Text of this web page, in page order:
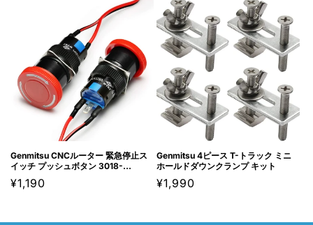
価
格
Genmitsu CNCルーター 緊急停止ス
イッチ プッシュボタン 3018-
MX3/3018-PROVer用
通
¥1,190
Genmitsu 4ピース T-トラック ミニ
ホールドダウンクランプ キット
通
¥1,990